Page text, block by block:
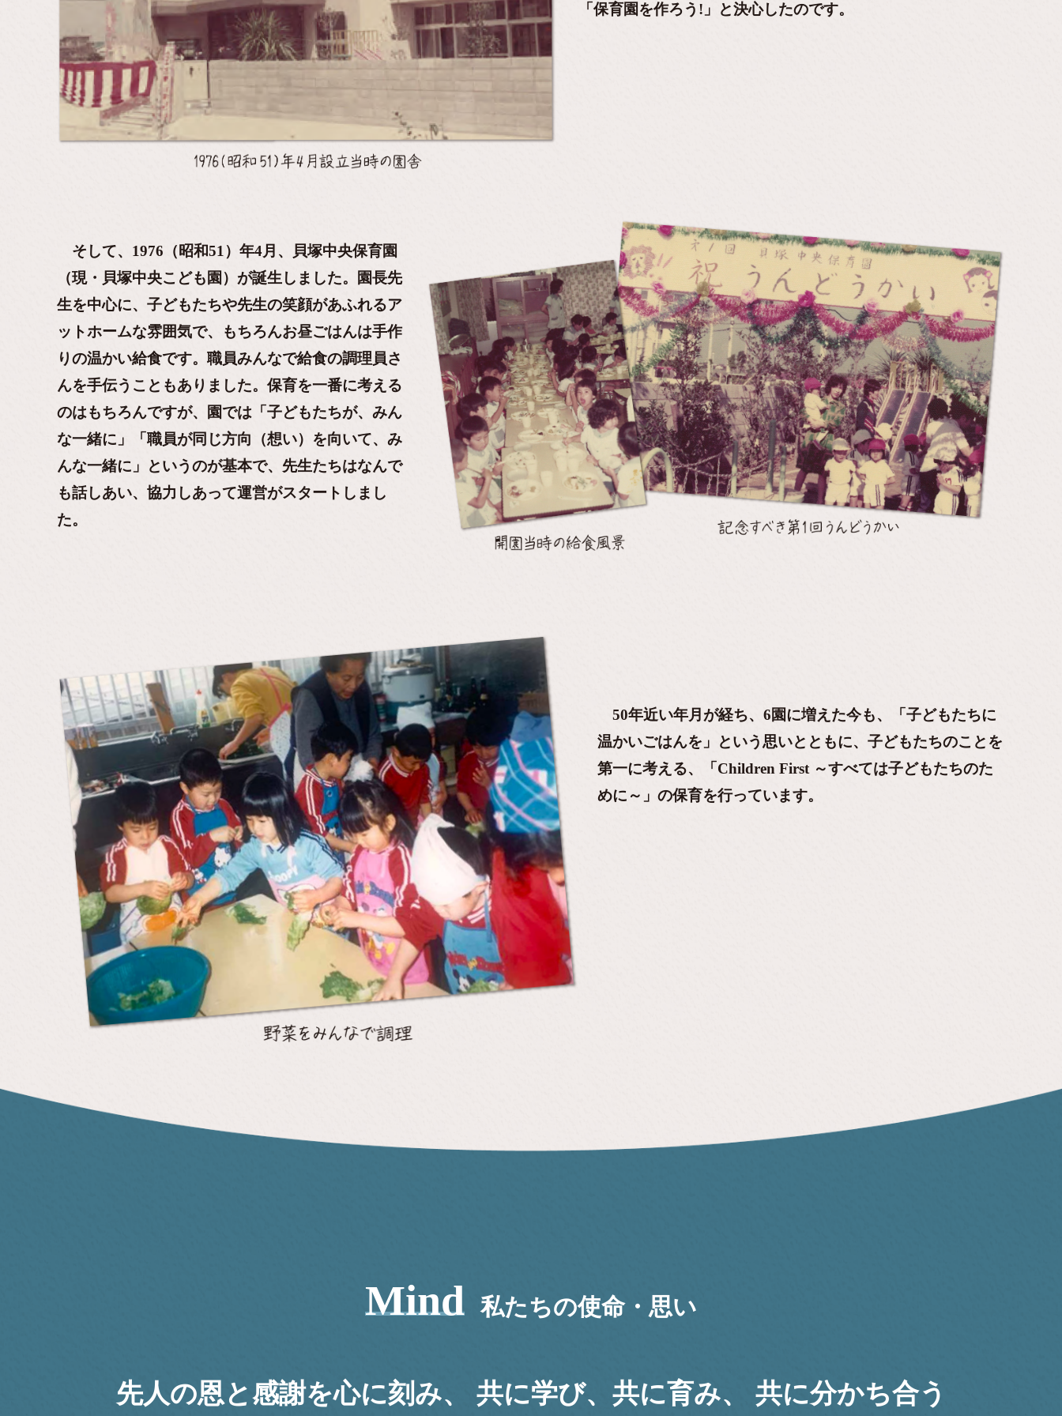
「保育園を作ろう!」と決心したのです。
そして、1976（昭和51）年4月、貝塚中央保育園
（現・貝塚中央こども園）が誕生しました。園長先
生を中心に、子どもたちや先生の笑顔があふれるア
ットホームな雰囲気で、もちろんお昼ごはんは手作
りの温かい給食です。職員みんなで給食の調理員さ
んを手伝うこともありました。保育を一番に考える
のはもちろんですが、園では「子どもたちが、みん
な一緒に」「職員が同じ方向（想い）を向いて、み
んな一緒に」というのが基本で、先生たちはなんで
も話しあい、協力しあって運営がスタートしまし
た。
50年近い年月が経ち、6園に増えた今も、「子どもたちに
温かいごはんを」という思いとともに、子どもたちのことを
第一に考える、「 Children First～すべては子どもたちのた
めに～」の保育を行っています。
Mind 私たちの使命・思い
先人の恩と感謝を心に刻み、 共に学び、共に育み、 共に分かち合う